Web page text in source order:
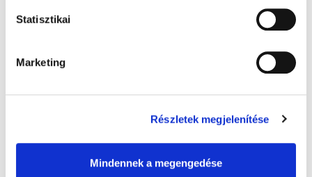
Statisztikai
Marketing
Részletek megjelenítése
Mindennek a megengedése
Válaszoljon három kérdésünkre, és nyerje meg